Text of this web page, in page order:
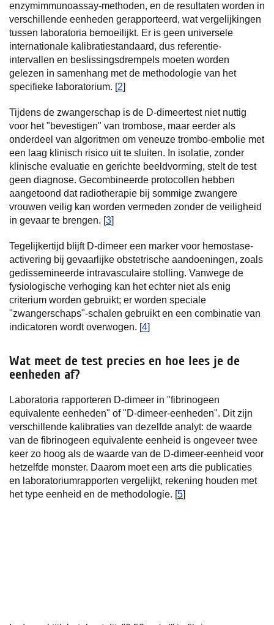
enzymimmunoassay-methoden, en de resultaten worden in
verschillende eenheden gerapporteerd, wat vergelijkingen
tussen laboratoria bemoeilijkt. Er is geen universele
internationale kalibratiestandaard, dus referentie-
intervallen en beslissingsdrempels moeten worden
gelezen in samenhang met de methodologie van het
specifieke laboratorium. [2]
Tijdens de zwangerschap is de D-dimeertest niet nuttig
voor het "bevestigen" van trombose, maar eerder als
onderdeel van algoritmen om veneuze trombo-embolie met
een laag klinisch risico uit te sluiten. In isolatie, zonder
klinische evaluatie en gerichte beeldvorming, stelt de test
geen diagnose. Gecombineerde protocollen hebben
aangetoond dat radiotherapie bij sommige zwangere
vrouwen veilig kan worden vermeden zonder de veiligheid
in gevaar te brengen. [3]
Tegelijkertijd blijft D-dimeer een marker voor hemostase-
activering bij gevaarlijke obstetrische aandoeningen, zoals
gedissemineerde intravasculaire stolling. Vanwege de
fysiologische verhoging kan het echter niet als enig
criterium worden gebruikt; er worden speciale
"zwangerschaps"-schalen gebruikt en een combinatie van
indicatoren wordt overwogen. [4]
Wat meet de test precies en hoe lees je de
eenheden af?
Laboratoria rapporteren D-dimeer in "fibrinogeen
equivalente eenheden" of "D-dimeer-eenheden". Dit zijn
verschillende kalibraties van dezelfde analyt: de waarde
van de fibrinogeen equivalente eenheid is ongeveer twee
keer zo hoog als de waarde van de D-dimeer-eenheid voor
hetzelfde monster. Daarom moet een arts die publicaties
en laboratoriumrapporten vergelijkt, rekening houden met
het type eenheid en de methodologie. [5]